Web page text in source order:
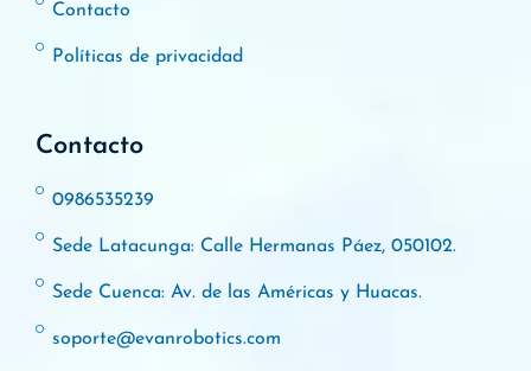
Contacto
Políticas de privacidad
Contacto
0986535239
Sede Latacunga: Calle Hermanas Páez, 050102.
Sede Cuenca: Av. de las Américas y Huacas.
soporte@evanrobotics.com